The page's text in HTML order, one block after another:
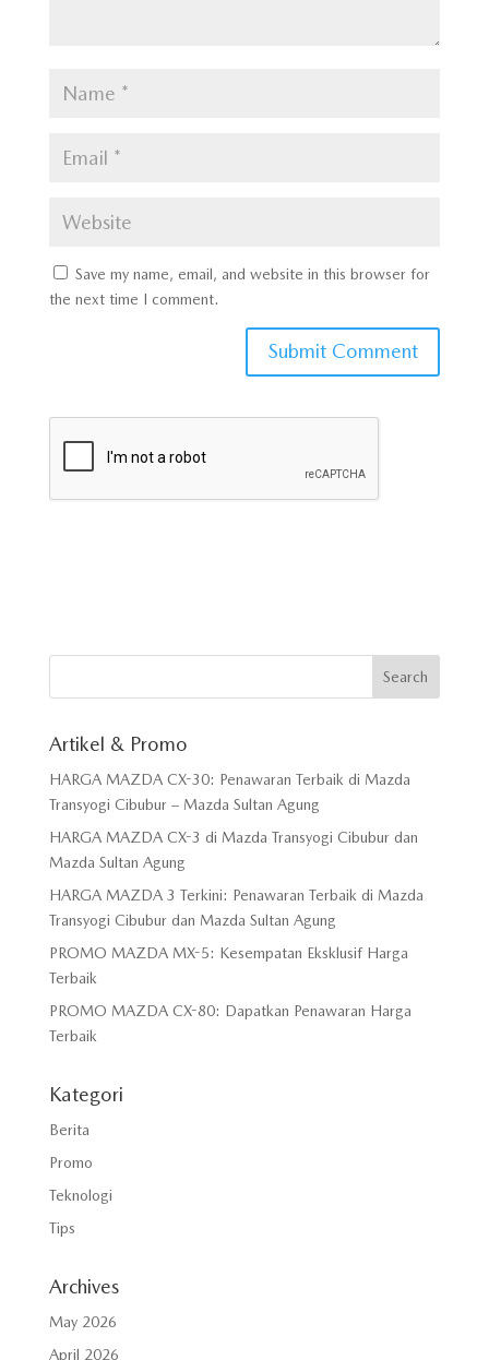
Save my name, email, and website in this browser for
the next time I comment.
Artikel & Promo
HARGA MAZDA CX-30: Penawaran Terbaik di Mazda
Transyogi Cibubur – Mazda Sultan Agung
HARGA MAZDA CX-3 di Mazda Transyogi Cibubur dan
Mazda Sultan Agung
HARGA MAZDA 3 Terkini: Penawaran Terbaik di Mazda
Transyogi Cibubur dan Mazda Sultan Agung
PROMO MAZDA MX-5: Kesempatan Eksklusif Harga
Terbaik
PROMO MAZDA CX-80: Dapatkan Penawaran Harga
Terbaik
Kategori
Berita
Promo
Teknologi
Tips
Archives
May 2026
April 2026